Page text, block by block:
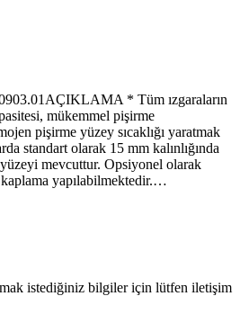
* Tüm ızgaraların
mükemmel pişirme
pişirme yüzey sıcaklığı yaratmak
standart olarak 15 mm kalınlığında
mevcuttur. Opsiyonel olarak
yapılabilmektedir.…
istediğiniz bilgiler için lütfen iletişim